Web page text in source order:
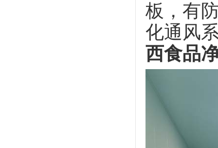
板，有
化通风
西食品